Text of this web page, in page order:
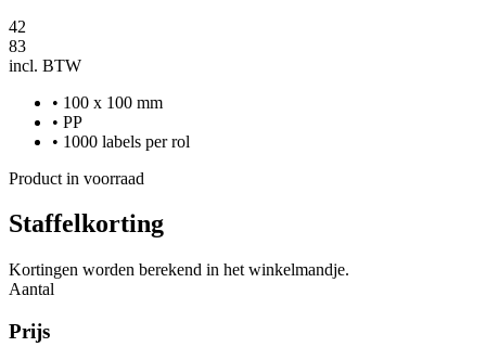
42
83
incl. BTW
• 100 x 100 mm
• PP
• 1000 labels per rol
Product in voorraad
Staffelkorting
Kortingen worden berekend in het winkelmandje.
Aantal
Prijs